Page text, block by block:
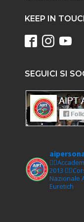
KEEP IN
SEGUICI SI
2013
Nazionale
Euretich